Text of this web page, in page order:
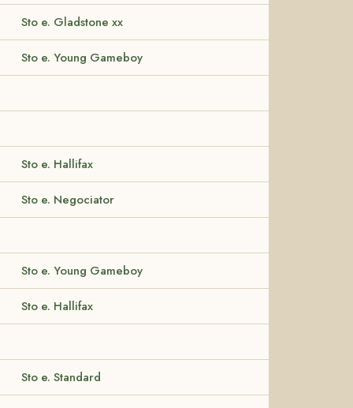
Sto e. Gladstone xx
Sto e. Young Gameboy
Sto e. Hallifax
Sto e. Negociator
Sto e. Young Gameboy
Sto e. Hallifax
Sto e. Standard